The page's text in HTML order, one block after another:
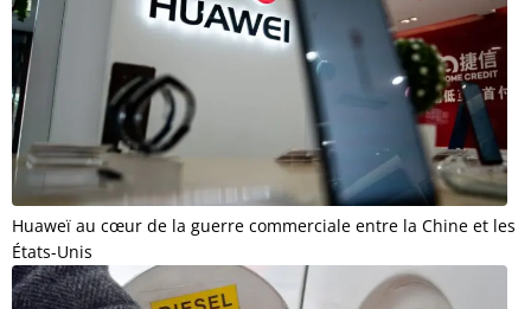
Huaweï au cœur de la guerre commerciale entre la Chine et les
États-Unis